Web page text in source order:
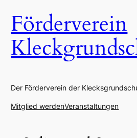
Förderverein
Der Förderverein der
Mitglied werdenVeranstaltungen